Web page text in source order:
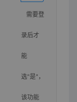
需要登
录后才
能
选"是"，
该功能